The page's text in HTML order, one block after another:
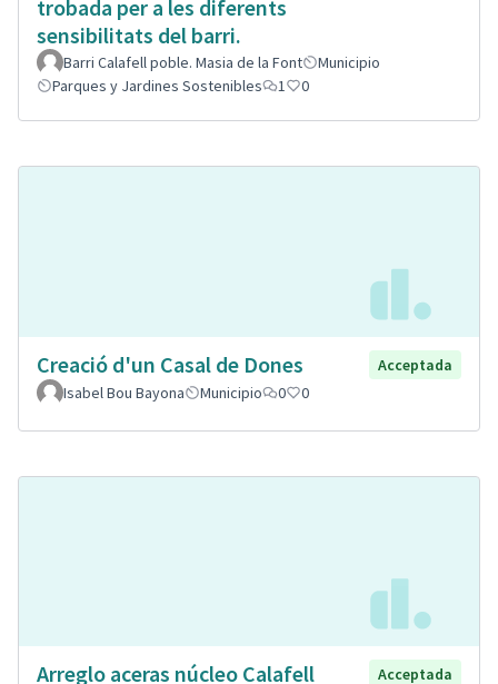
trobada per a les diferents
sensibilitats del barri.
Barri Calafell poble. Masia de la Font
Municipio
Parques y Jardines Sostenibles
1 0
Creació d'un Casal de Dones
Acceptada
Isabel Bou Bayona
Municipio 0 0
Arreglo aceras núcleo Calafell
Acceptada